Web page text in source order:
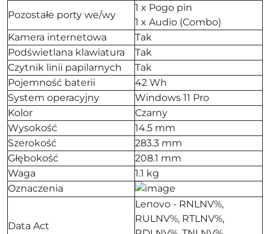
Pozostałe porty we/wy
1 x Pogo pin
1 x Audio (Combo)
Kamera internetowa
Tak
Podświetlana klawiatura
Tak
Czytnik linii papilarnych
Tak
Pojemność baterii
42 Wh
System operacyjny
Windows 11 Pro
Kolor
Czarny
Wysokość
14.5 mm
Szerokość
283.3 mm
Głębokość
208.1 mm
Waga
1.1 kg
Oznaczenia
Data Act
Lenovo - RNLNV%,
RULNV%, RTLNV%,